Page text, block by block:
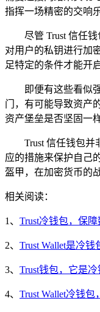
指挥一场精密的交响
尽管 Trust 信任
对用户的私钥进行加
足特定的条件才能开
即便有这些看似
门，有可能导致资产
资产堡垒是否坚固一样
Trust 信任钱包
应的措施来保护自己
盔甲，在加密货币的
相关阅读：
1、 Trust冷钱包，保
2、 Trust Wallet是冷钱
3、 Trust钱包，它是冷
4、 Trust Wallet冷钱